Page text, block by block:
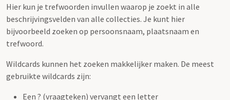
Hier kun je trefwoorden invullen waarop je zoekt in alle
beschrijvingsvelden van alle collecties. Je kunt hier
bijvoorbeeld zoeken op persoonsnaam, plaatsnaam en
trefwoord.
Wildcards kunnen het zoeken makkelijker maken. De meest
gebruikte wildcards zijn:
Een ? (vraagteken) vervangt een letter